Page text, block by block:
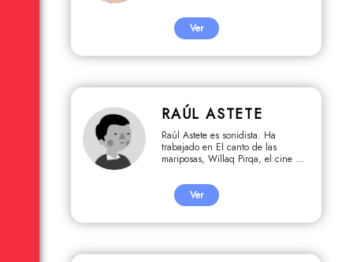
embarazo adolescente.
Ver
RAÚL ASTETE
Raúl Astete es sonidista. Ha
trabajado en El canto de las
mariposas, Willaq Pirqa, el cine de
Ver